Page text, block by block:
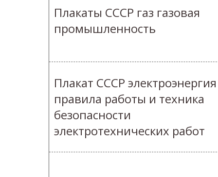
Плакаты СССР газ газовая
промышленность
Плакат СССР электроэнергия
правила работы и техника
безопасности
электротехнических работ